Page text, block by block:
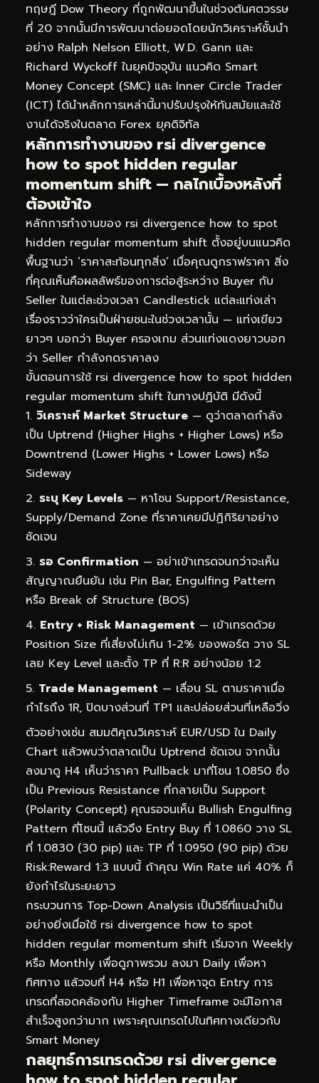
ทฤษฎี Dow Theory ที่ถูกพัฒนาขึ้นในช่วงต้นศตวรรษ
ที่ 20 จากนั้นมีการพัฒนาต่อยอดโดยนักวิเคราะห์ชั้นนำ
อย่าง Ralph Nelson Elliott, W.D. Gann และ
Richard Wyckoff ในยุคปัจจุบัน แนวคิด Smart
Money Concept (SMC) และ Inner Circle Trader
(ICT) ได้นำหลักการเหล่านี้มาปรับปรุงให้ทันสมัยและใช้
งานได้จริงในตลาด Forex ยุคดิจิทัล
หลักการทำงานของ rsi divergence
how to spot hidden regular
momentum shift — กลไกเบื้องหลังที่
ต้องเข้าใจ
หลักการทำงานของ rsi divergence how to spot
hidden regular momentum shift ตั้งอยู่บนแนวคิด
พื้นฐานว่า ‘ราคาสะท้อนทุกสิ่ง’ เมื่อคุณดูกราฟราคา สิ่ง
ที่คุณเห็นคือผลลัพธ์ของการต่อสู้ระหว่าง Buyer กับ
Seller ในแต่ละช่วงเวลา Candlestick แต่ละแท่งเล่า
เรื่องราวว่าใครเป็นฝ่ายชนะในช่วงเวลานั้น — แท่งเขียว
ยาวๆ บอกว่า Buyer ครองเกม ส่วนแท่งแดงยาวบอก
ว่า Seller กำลังกดราคาลง
ขั้นตอนการใช้ rsi divergence how to spot hidden
regular momentum shift ในทางปฏิบัติ มีดังนี้
วิเคราะห์ Market Structure — ดูว่าตลาดกำลัง
เป็น Uptrend (Higher Highs + Higher Lows) หรือ
Downtrend (Lower Highs + Lower Lows) หรือ
Sideway
ระบุ Key Levels — หาโซน Support/Resistance,
Supply/Demand Zone ที่ราคาเคยมีปฏิกิริยาอย่าง
ชัดเจน
รอ Confirmation — อย่าเข้าเทรดจนกว่าจะเห็น
สัญญาณยืนยัน เช่น Pin Bar, Engulfing Pattern
หรือ Break of Structure (BOS)
Entry + Risk Management — เข้าเทรดด้วย
Position Size ที่เสี่ยงไม่เกิน 1-2% ของพอร์ต วาง SL
เลย Key Level และตั้ง TP ที่ R:R อย่างน้อย 1:2
Trade Management — เลื่อน SL ตามราคาเมื่อ
กำไรถึง 1R, ปิดบางส่วนที่ TP1 และปล่อยส่วนที่เหลือวิ่ง
ตัวอย่างเช่น สมมติคุณวิเคราะห์ EUR/USD ใน Daily
Chart แล้วพบว่าตลาดเป็น Uptrend ชัดเจน จากนั้น
ลงมาดู H4 เห็นว่าราคา Pullback มาที่โซน 1.0850 ซึ่ง
เป็น Previous Resistance ที่กลายเป็น Support
(Polarity Concept) คุณรอจนเห็น Bullish Engulfing
Pattern ที่โซนนี้ แล้วจึง Entry Buy ที่ 1.0860 วาง SL
ที่ 1.0830 (30 pip) และ TP ที่ 1.0950 (90 pip) ด้วย
Risk:Reward 1:3 แบบนี้ ถ้าคุณ Win Rate แค่ 40% ก็
ยังกำไรในระยะยาว
กระบวนการ Top-Down Analysis เป็นวิธีที่แนะนำเป็น
อย่างยิ่งเมื่อใช้ rsi divergence how to spot
hidden regular momentum shift เริ่มจาก Weekly
หรือ Monthly เพื่อดูภาพรวม ลงมา Daily เพื่อหา
ทิศทาง แล้วจบที่ H4 หรือ H1 เพื่อหาจุด Entry การ
เทรดที่สอดคล้องกับ Higher Timeframe จะมีโอกาส
สำเร็จสูงกว่ามาก เพราะคุณเทรดไปในทิศทางเดียวกับ
Smart Money
กลยุทธ์การเทรดด้วย rsi divergence